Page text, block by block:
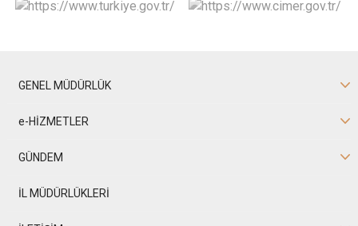
GENEL MÜDÜRLÜK
e-HİZMETLER
GÜNDEM
İL MÜDÜRLÜKLERİ